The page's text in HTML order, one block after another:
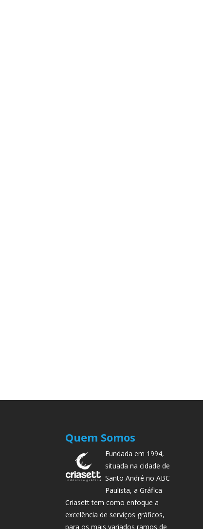
Quem Somos
Fundada em 1994,
situada na cidade de
Santo André no ABC
Paulista, a Gráfica
Criasett tem como enfoque a
excelência de serviços gráficos,
para os mais variados ramos de